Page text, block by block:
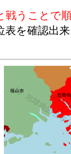
7,744[
32,921[
[百万円
形固定資産
：化学工業
](2016)：化
係る人材派
使用等額[百
用額
戦うことで
表を確認出